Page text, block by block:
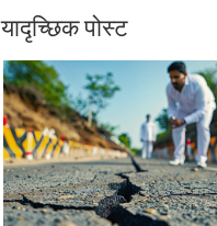
यादृच्छिक पोस्ट